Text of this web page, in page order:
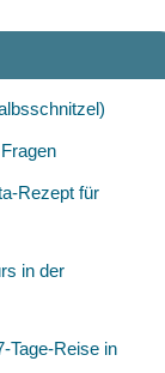
Rezept für
in der
Tage-Reise in